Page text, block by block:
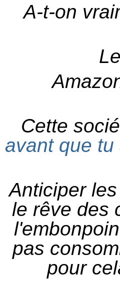
A-t-on
Cette
avant que
Anticiper
le rêve des
pas
pour